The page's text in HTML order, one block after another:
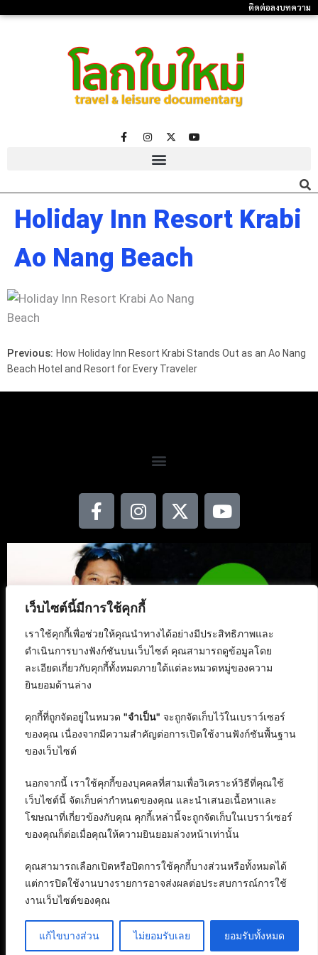
เว็บไซต์นี้มีการใช้คุกกี้
เราใช้คุกกี้เพื่อช่วยให้คุณนำทางได้อย่างมีประสิทธิภาพและ
ดำเนินการบางฟังก์ชันบนเว็บไซต์ คุณสามารถดูข้อมูลโดย
ละเอียดเกี่ยวกับคุกกี้ทั้งหมดภายใต้แต่ละหมวดหมู่ของความ
ยินยอมด้านล่าง
คุกกี้ที่ถูกจัดอยู่ในหมวด "จำเป็น" จะถูกจัดเก็บไว้ในเบราว์เซอร์
ของคุณ เนื่องจากมีความสำคัญต่อการเปิดใช้งานฟังก์ชันพื้นฐาน
ของเว็บไซต์
นอกจากนี้ เราใช้คุกกี้ของบุคคลที่สามเพื่อวิเคราะห์วิธีที่คุณใช้
เว็บไซต์นี้ จัดเก็บค่ากำหนดของคุณ และนำเสนอเนื้อหาและ
โฆษณาที่เกี่ยวข้องกับคุณ คุกกี้เหล่านี้จะถูกจัดเก็บในเบราว์เซอร์
ของคุณก็ต่อเมื่อคุณให้ความยินยอมล่วงหน้าเท่านั้น
คุณสามารถเลือกเปิดหรือปิดการใช้คุกกี้บางส่วนหรือทั้งหมดได้
แต่การปิดใช้งานบางรายการอาจส่งผลต่อประสบการณ์การใช้
งานเว็บไซต์ของคุณ
แก้ไขบางส่วน ไม่ยอมรับเลย ยอมรับทั้งหมด
ติดต่อลงบทความ
Holiday Inn Resort Krabi
Ao Nang Beach
Previous: How Holiday Inn Resort Krabi Stands Out as an Ao Nang
Beach Hotel and Resort for Every Traveler
สงวนลิขสิทธิ์ © 2568 : บริษัท อิทธิภัทร เอเจนซี่ จำกัด
ติดต่อลงบทความ